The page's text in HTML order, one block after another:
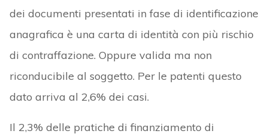
dei documenti presentati in fase di identificazione
anagrafica è una carta di identità con più rischio
di contraffazione. Oppure valida ma non
riconducibile al soggetto. Per le patenti questo
dato arriva al 2,6% dei casi.
Il 2,3% delle pratiche di finanziamento di